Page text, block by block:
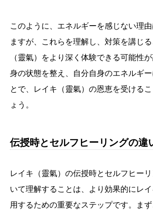
このように、エネルギーを感じない理
ますが、これらを理解し、対策を講じ
（靈氣）をより深く体験できる可能性
身の状態を整え、自分自身のエネルギ
とで、レイキ（靈氣）の恩恵を受ける
ょう。
伝授時とセルフヒーリングの違
レイキ（靈氣）の伝授時とセルフヒー
いて理解することは、より効果的にレ
用するための重要なステップです。ま